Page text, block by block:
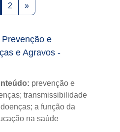
1
2Page 2
»Next page
e
e Agravos -
prevenção e
transmissibilidade
a função da
na saúde